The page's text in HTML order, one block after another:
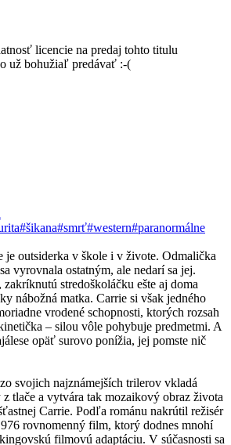
licencie na predaj tohto titulu
už bohužiaľ predávať :-(
#šikana#smrť#western#paranormálne
je outsiderka v škole i v živote. Odmalička
vyrovnala ostatným, ale nedarí sa jej.
stredoškoláčku ešte aj doma
nábožná matka. Carrie si však jedného
vrodené schopnosti, ktorých rozsah
– silou vôle pohybuje predmetmi. A
opäť surovo ponížia, jej pomste nič
svojich najznámejších trilerov vkladá
tlače a vytvára tak mozaikový obraz života
Carrie. Podľa románu nakrútil režisér
rovnomenný film, ktorý dodnes mnohí
filmovú adaptáciu. V súčasnosti sa